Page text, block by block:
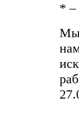
* –
Мы